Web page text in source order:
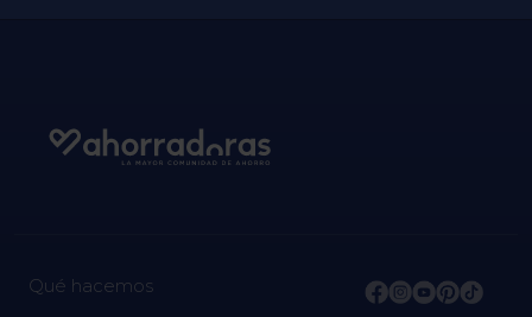
Qué hacemos